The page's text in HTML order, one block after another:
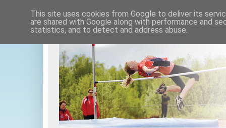
This site uses cookies from Google to deliver its
are shared with Google along with performance and
statistics, and to detect and address abuse.